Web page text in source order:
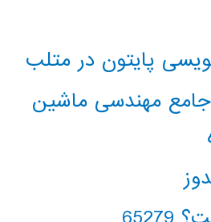
پایتون در متلب
جامع مهندسی ماشین